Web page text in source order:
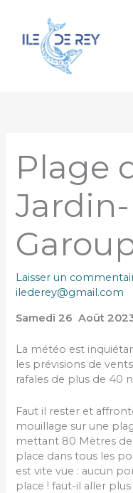
contenu
Plage
Laisser un
ilederey@gmail.com
Samedi 26 Août
La météo est
les prévisions de
rafales de plus de 40
Faut il rester et
mouillage sur une
mettant 80 Mètres
place dans tous les
est vite vue : aucun
place ! faut-il aller plus